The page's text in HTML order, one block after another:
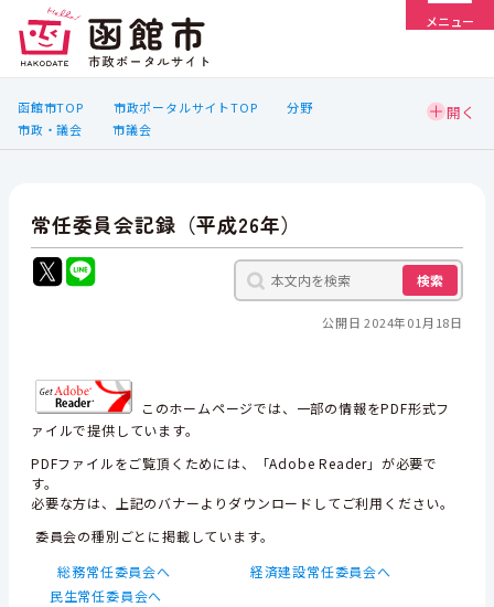
メニュー
函館市TOP 市政ポータルサイトTOP
分野
市政・議会
市議会
常任委員会記録（平成26年）
検索
公開日 2024年01月18日
このホームページでは、一部の情報をPDF形式フ
ァイルで提供しています。
PDFファイルをご覧頂くためには、「Adobe Reader」が必要で
す。
必要な方は、上記のバナーよりダウンロードしてご利用ください。
委員会の種別ごとに掲載しています。
総務常任委員会へ
経済建設常任委員会へ
民生常任委員会へ